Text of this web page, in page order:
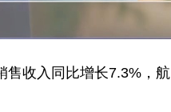
售收入同比增长7.3%，航